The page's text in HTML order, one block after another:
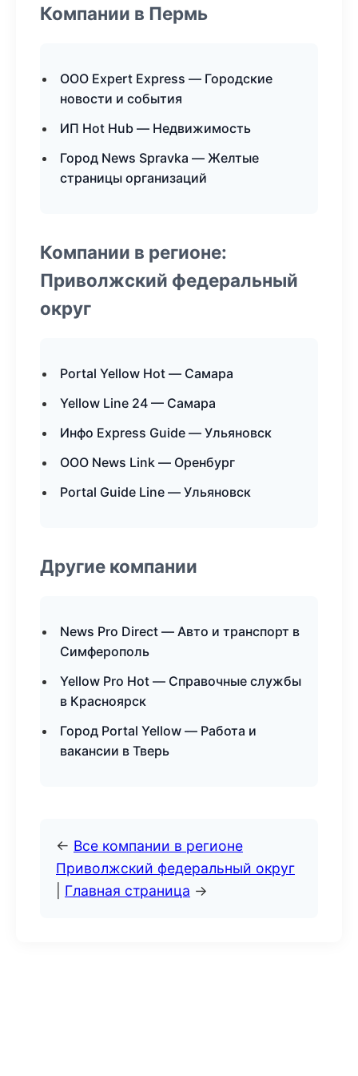
Компании в Пермь
ООО Expert Express — Городские
новости и события
ИП Hot Hub — Недвижимость
Город News Spravka — Желтые
страницы организаций
Компании в регионе:
Приволжский федеральный
округ
Portal Yellow Hot — Самара
Yellow Line 24 — Самара
Инфо Express Guide — Ульяновск
ООО News Link — Оренбург
Portal Guide Line — Ульяновск
Другие компании
News Pro Direct — Авто и транспорт в
Симферополь
Yellow Pro Hot — Справочные службы
в Красноярск
Город Portal Yellow — Работа и
вакансии в Тверь
← Все компании в регионе
Приволжский федеральный округ
Главная страница →